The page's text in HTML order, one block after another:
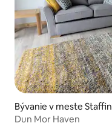
Bývanie v meste Staffin
Dun Mor Haven